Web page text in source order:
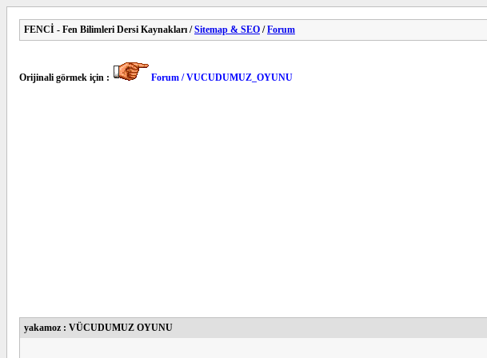
FENCİ - Fen Bilimleri Dersi Kaynakları /Sitemap & SEO /Forum
Orijinali görmek için : Forum / VUCUDUMUZ_OYUNU
yakamoz : VÜCUDUMUZ OYUNU